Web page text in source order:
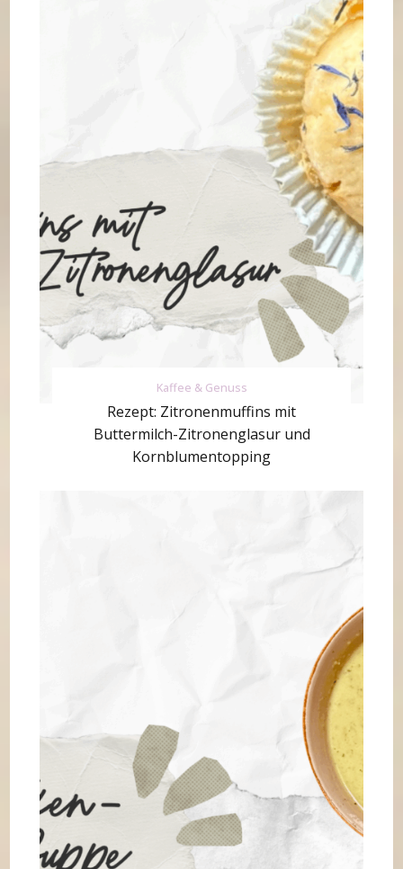
Kaffee & Genuss
Rezept: Zitronenmuffins mit
Buttermilch-Zitronenglasur und
Kornblumentopping